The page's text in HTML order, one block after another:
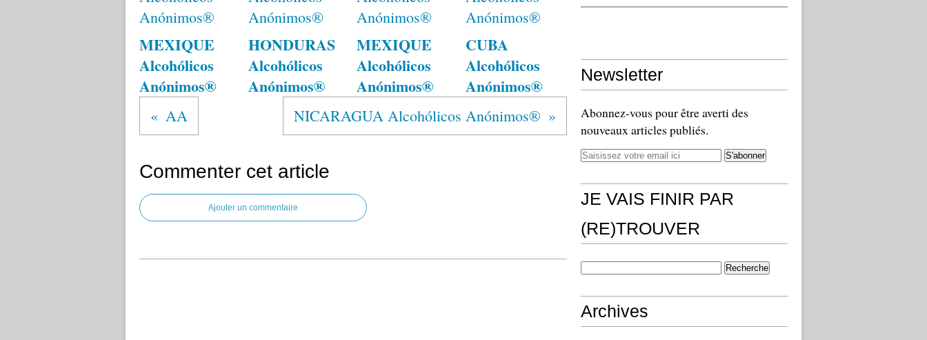
MEXIQUE
Alcohólicos
Anónimos®
HONDURAS
Alcohólicos
Anónimos®
MEXIQUE
Alcohólicos
Anónimos®
CUBA
Alcohólicos
Anónimos®
AA NICARAGUA Alcohólicos Anónimos®
Commenter cet article
Ajouter un commentaire
Newsletter
Abonnez-vous pour être averti des
nouveaux articles publiés.
JE VAIS FINIR PAR
(RE)TROUVER
Archives